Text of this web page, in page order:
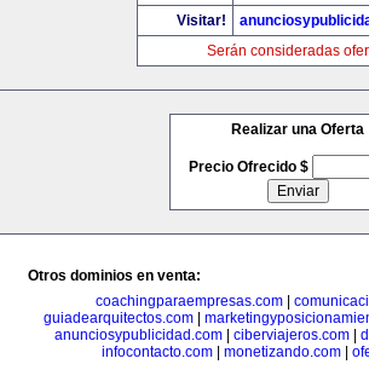
Visitar!
Serán consideradas
Realizar una Oferta
Precio Ofrecido $
Otros dominios en venta:
coachingparaempresas.com|
guiadearquitectos.com
anunciosypublicidad.com| ciberviajeros.com|
infocontacto.com
monetizando.com